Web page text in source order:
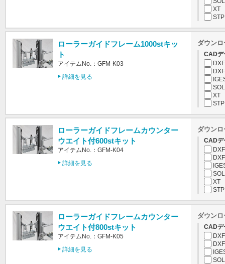
XT
STP
ローラーガイドフレーム1000stキッ
ト
アイテムNo.：GFM-K03
詳細を見る
ダウンロ
CADデ
DXF
XT
STP
ローラーガイドフレームカウンター
ウエイト付600stキット
アイテムNo.：GFM-K04
詳細を見る
ダウンロ
CADデ
DXF
XT
STP
ローラーガイドフレームカウンター
ウエイト付800stキット
アイテムNo.：GFM-K05
詳細を見る
ダウンロ
CADデ
DXF